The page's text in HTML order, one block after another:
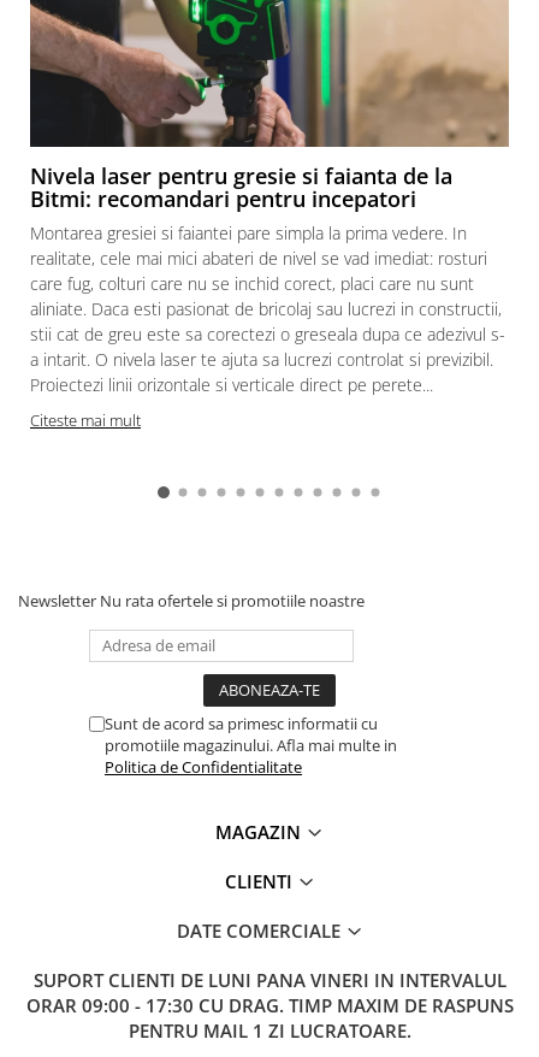
Nivela laser pentru gresie si faianta de la
Bitmi: recomandari pentru incepatori
Montarea gresiei si faiantei pare simpla la prima vedere. In
realitate, cele mai mici abateri de nivel se vad imediat: rosturi
care fug, colturi care nu se inchid corect, placi care nu sunt
aliniate. Daca esti pasionat de bricolaj sau lucrezi in constructii,
stii cat de greu este sa corectezi o greseala dupa ce adezivul s-
a intarit. O nivela laser te ajuta sa lucrezi controlat si previzibil.
Proiectezi linii orizontale si verticale direct pe perete...
Citeste mai mult
Newsletter Nu rata ofertele si promotiile noastre
Sunt de acord sa primesc informatii cu
promotiile magazinului. Afla mai multe in
Politica de Confidentialitate
MAGAZIN
CLIENTI
DATE COMERCIALE
SUPORT CLIENTI DE LUNI PANA VINERI IN INTERVALUL
ORAR 09:00 - 17:30 CU DRAG. TIMP MAXIM DE RASPUNS
PENTRU MAIL 1 ZI LUCRATOARE.